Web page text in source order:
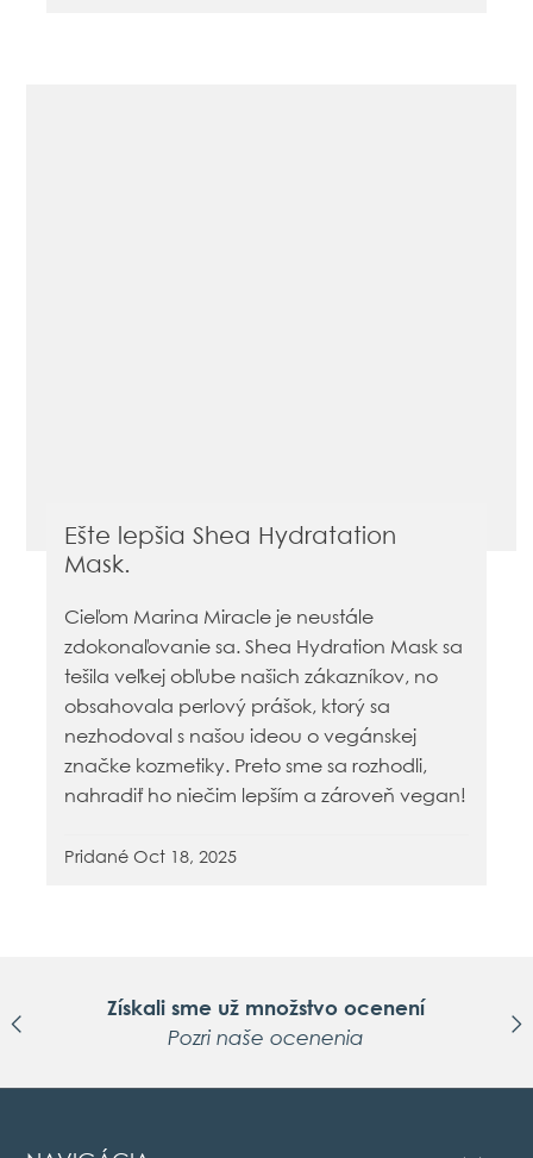
Ešte lepšia Shea Hydratation
Mask.
Cieľom Marina Miracle je neustále
zdokonaľovanie sa. Shea Hydration Mask sa
tešila veľkej obľube našich zákazníkov, no
obsahovala perlový prášok, ktorý sa
nezhodoval s našou ideou o vegánskej
značke kozmetiky. Preto sme sa rozhodli,
nahradiť ho niečim lepším a zároveň vegan!
Pridané Oct 18, 2025
Získali sme už množstvo ocenení
Pozri naše ocenenia